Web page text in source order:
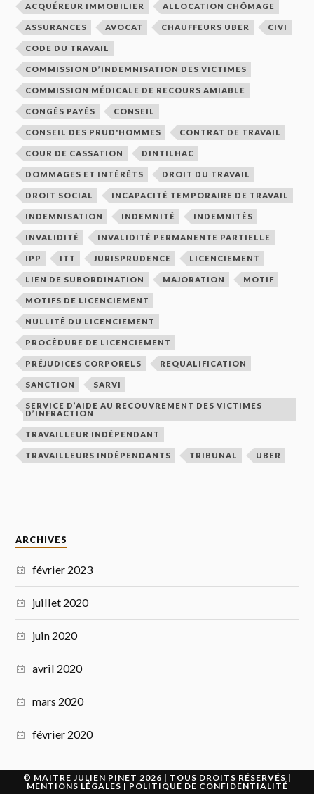
ACQUÉREUR IMMOBILIER ALLOCATION CHÔMAGE
ASSURANCES AVOCAT CHAUFFEURS UBER CIVI
CODE DU TRAVAIL
COMMISSION D’INDEMNISATION DES VICTIMES
COMMISSION MÉDICALE DE RECOURS AMIABLE
CONGÉS PAYÉS CONSEIL
CONSEIL DES PRUD'HOMMES CONTRAT DE TRAVAIL
COUR DE CASSATION DINTILHAC
DOMMAGES ET INTÉRÊTS DROIT DU TRAVAIL
DROIT SOCIAL INCAPACITÉ TEMPORAIRE DE TRAVAIL
INDEMNISATION INDEMNITÉ INDEMNITÉS
INVALIDITÉ INVALIDITÉ PERMANENTE PARTIELLE
IPP ITT JURISPRUDENCE LICENCIEMENT
LIEN DE SUBORDINATION MAJORATION MOTIF
MOTIFS DE LICENCIEMENT
NULLITÉ DU LICENCIEMENT
PROCÉDURE DE LICENCIEMENT
PRÉJUDICES CORPORELS REQUALIFICATION
SANCTION SARVI
SERVICE D’AIDE AU RECOUVREMENT DES VICTIMES
D’INFRACTION
TRAVAILLEUR INDÉPENDANT
TRAVAILLEURS INDÉPENDANTS TRIBUNAL UBER
ARCHIVES
février 2023
juillet 2020
juin 2020
avril 2020
mars 2020
février 2020
© MAÎTRE JULIEN PINET 2026 | TOUS DROITS RÉSERVÉS |
MENTIONS LÉGALES | POLITIQUE DE CONFIDENTIALITÉ